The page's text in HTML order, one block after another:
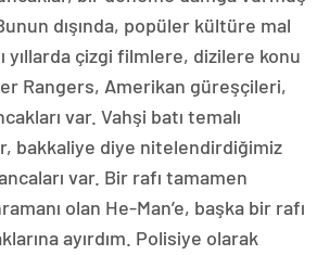
dışında, popüler kültüre mal
yıllarda çizgi filmlere, dizilere konu
Rangers, Amerikan güreşçileri,
var. Vahşi batı temalı
bakkaliye diye nitelendirdiğimiz
var. Bir rafı tamamen
olan He-Man’e, başka bir rafı
ayırdım. Polisiye olarak